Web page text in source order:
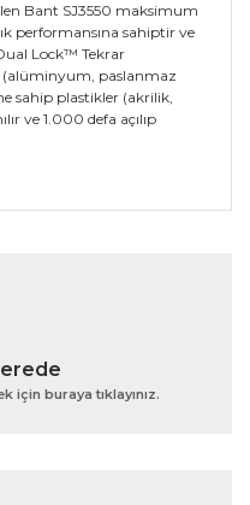
Bant SJ3550 maksimum
performansına sahiptir ve
Lock™ Tekrar
(alüminyum, paslanmaz
sahip plastikler (akrilik,
ve 1.000 defa açılıp
açıklamalarında ve
bulunuyor.
buraya tıklayınız.